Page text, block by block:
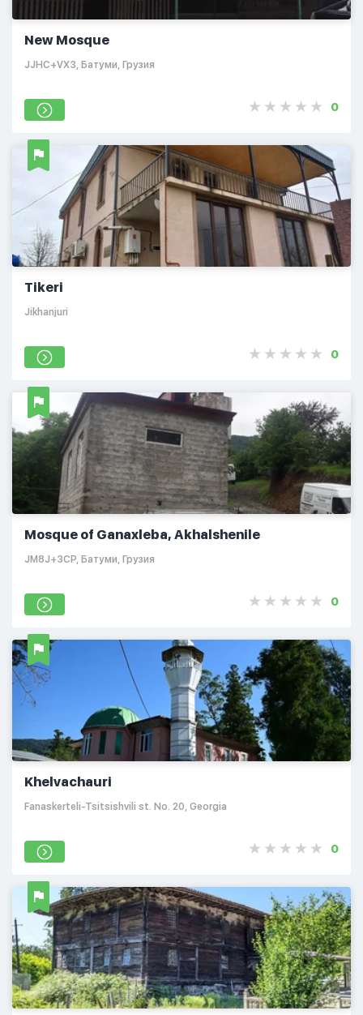
New Mosque
JJHC+VX3, Батуми, Грузия
0
Tikeri
Jikhanjuri
0
Mosque of Ganaxleba, Akhalshenile
JM8J+3CP, Батуми, Грузия
0
Khelvachauri
Fanaskerteli-Tsitsishvili st. No. 20, Georgia
0